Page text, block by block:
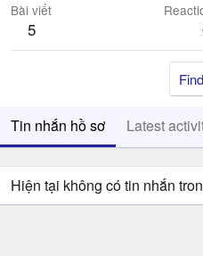
Bài viết
5
Find
Tin nhắn hồ sơ Latest
Hiện tại không có tin nhắn